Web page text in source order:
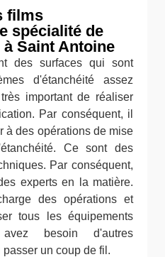
films
spécialité de
Saint Antoine
des surfaces qui sont
d'étanchéité assez
important de réaliser
Par conséquent, il
à des opérations de mise
Ce sont des
Par conséquent,
experts en la matière.
des opérations et
tous les équipements
besoin d'autres
un coup de fil.